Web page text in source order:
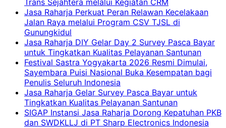
Trans Sejahtera melalui Kegiatan CRM
Jasa Raharja Perkuat Peran Relawan Kecelakaan
Jalan Raya melalui Program CSV TJSL di
Gunungkidul
Jasa Raharja DIY Gelar Day 2 Survey Pasca Bayar
untuk Tingkatkan Kualitas Pelayanan Santunan
Festival Sastra Yogyakarta 2026 Resmi Dimulai,
Sayembara Puisi Nasional Buka Kesempatan bagi
Penulis Seluruh Indonesia
Jasa Raharja Gelar Survey Pasca Bayar untuk
Tingkatkan Kualitas Pelayanan Santunan
SIGAP Instansi Jasa Raharja Dorong Kepatuhan PKB
dan SWDKLLJ di PT Sharp Electronics Indonesia